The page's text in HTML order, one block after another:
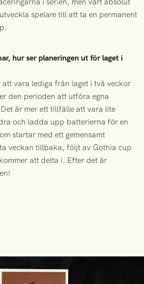
spelare till att ta en permanent
hur ser planeringen ut för laget i
att vara lediga från laget i två veckor
den perioden att utföra egna
är mer ett tillfälle att vara lite
och ladda upp batterierna för en
startar med ett gemensamt
veckan tillbaka, följt av Gothia cup
att delta i. Efter det är